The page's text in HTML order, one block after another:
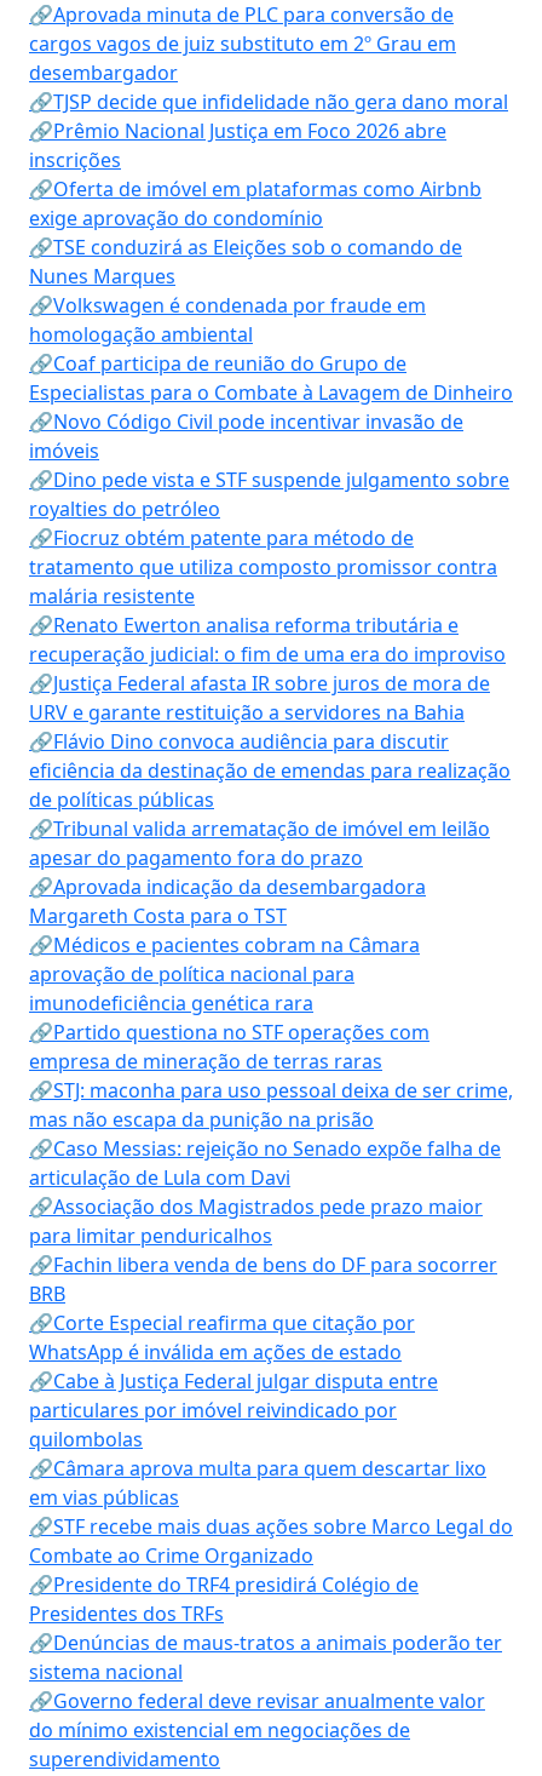
🔗Aprovada minuta de PLC para conversão de
cargos vagos de juiz substituto em 2º Grau em
desembargador
🔗TJSP decide que infidelidade não gera dano moral
🔗Prêmio Nacional Justiça em Foco 2026 abre
inscrições
🔗Oferta de imóvel em plataformas como Airbnb
exige aprovação do condomínio
🔗TSE conduzirá as Eleições sob o comando de
Nunes Marques
🔗Volkswagen é condenada por fraude em
homologação ambiental
🔗Coaf participa de reunião do Grupo de
Especialistas para o Combate à Lavagem de Dinheiro
🔗Novo Código Civil pode incentivar invasão de
imóveis
🔗Dino pede vista e STF suspende julgamento sobre
royalties do petróleo
🔗Fiocruz obtém patente para método de
tratamento que utiliza composto promissor contra
malária resistente
🔗Renato Ewerton analisa reforma tributária e
recuperação judicial: o fim de uma era do improviso
🔗Justiça Federal afasta IR sobre juros de mora de
URV e garante restituição a servidores na Bahia
🔗Flávio Dino convoca audiência para discutir
eficiência da destinação de emendas para realização
de políticas públicas
🔗Tribunal valida arrematação de imóvel em leilão
apesar do pagamento fora do prazo
🔗Aprovada indicação da desembargadora
Margareth Costa para o TST
🔗Médicos e pacientes cobram na Câmara
aprovação de política nacional para
imunodeficiência genética rara
🔗Partido questiona no STF operações com
empresa de mineração de terras raras
🔗STJ: maconha para uso pessoal deixa de ser crime,
mas não escapa da punição na prisão
🔗Caso Messias: rejeição no Senado expõe falha de
articulação de Lula com Davi
🔗Associação dos Magistrados pede prazo maior
para limitar penduricalhos
🔗Fachin libera venda de bens do DF para socorrer
BRB
🔗Corte Especial reafirma que citação por
WhatsApp é inválida em ações de estado
🔗Cabe à Justiça Federal julgar disputa entre
particulares por imóvel reivindicado por
quilombolas
🔗Câmara aprova multa para quem descartar lixo
em vias públicas
🔗STF recebe mais duas ações sobre Marco Legal do
Combate ao Crime Organizado
🔗Presidente do TRF4 presidirá Colégio de
Presidentes dos TRFs
🔗Denúncias de maus-tratos a animais poderão ter
sistema nacional
🔗Governo federal deve revisar anualmente valor
do mínimo existencial em negociações de
superendividamento